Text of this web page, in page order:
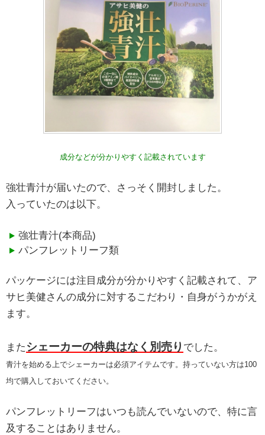
成分などが分かりやすく記載されています
強壮青汁が届いたので、さっそく開封しました。
入っていたのは以下。
強壮青汁(本商品)
パンフレットリーフ類
パッケージには注目成分が分かりやすく記載されて、ア
サヒ美健さんの成分に対するこだわり・自身がうかがえ
ます。
また シェーカーの特典はなく別売り でした。
青汁を始める上でシェーカーは必須アイテムです。持っていない方は100
均で購入しておいてください。
パンフレットリーフはいつも読んでいないので、特に言
及することはありません。